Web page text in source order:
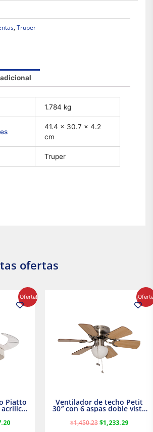
, Truper
1.784 kg
41.4 × 30.7 × 4.2
cm
Truper
ofertas
¡Oferta!
Piatto
acrilico
precio
actual
Ventilador de techo Petit
30″ con 6 aspas doble vista
Satinado Masterfan
$1,450.23
$1,450.23.
$1,233.29
precio
actual